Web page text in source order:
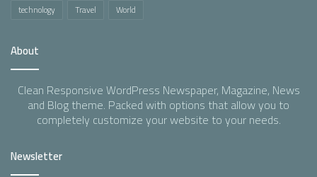
technology
Travel World
About
Clean Responsive WordPress Newspaper, Magazine, News
and Blog theme. Packed with options that allow you to
completely customize your website to your needs.
Newsletter